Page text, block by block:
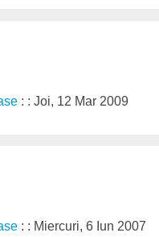
: : Joi, 12 Mar 2009
: : Miercuri, 6 Iun 2007